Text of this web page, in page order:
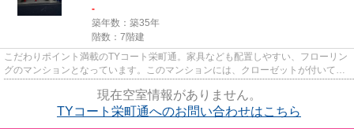
-
築年数：築35年
階数：7階建
こだわりポイント満載のTYコート栄町通。家具なども配置しやすい、フローリン
グのマンションとなっています。このマンションには、クローゼットが付いてい
現在空室情報がありません。
TYコート栄町通へのお問い合わせはこちら